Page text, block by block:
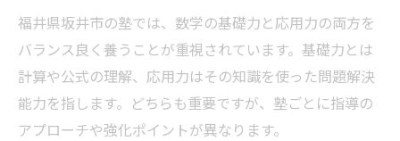
福井県坂井市の塾では、数学の基礎力と応用力の両方を
バランス良く養うことが重視されています。基礎力とは
計算や公式の理解、応用力はその知識を使った問題解決
能力を指します。どちらも重要ですが、塾ごとに指導の
アプローチや強化ポイントが異なります。